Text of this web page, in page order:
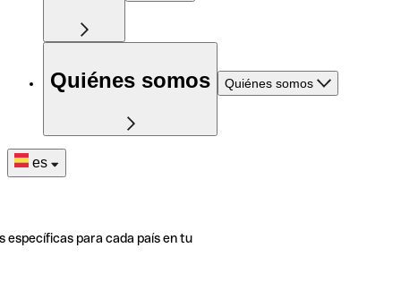
Quiénes somos Quiénes somos
es
específicas para cada país en tu